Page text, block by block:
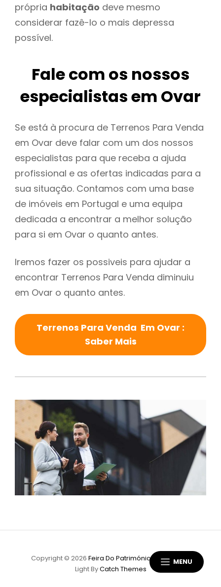
MENU
própria habitação deve mesmo
considerar fazê-lo o mais depressa
possível.
Fale com os nossos
especialistas em Ovar
Se está à procura de Terrenos Para Venda
em Ovar deve falar com um dos nossos
especialistas para que receba a ajuda
profissional e as ofertas indicadas para a
sua situação. Contamos com uma base
de imóveis em Portugal e uma equipa
dedicada a encontrar a melhor solução
para si em Ovar o quanto antes.
Iremos fazer os possiveis para ajudar a
encontrar Terrenos Para Venda diminuiu
em Ovar o quanto antes.
Terrenos Para Venda Em Ovar :
Saber Mais
Copyright © 2026 Feira Do Património|
Scapeshot
Light ByCatch Themes